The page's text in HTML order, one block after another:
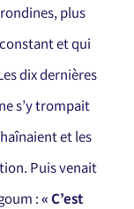
plus
et qui
dix dernières
s’y trompait
et les
Puis venait
:« C’est